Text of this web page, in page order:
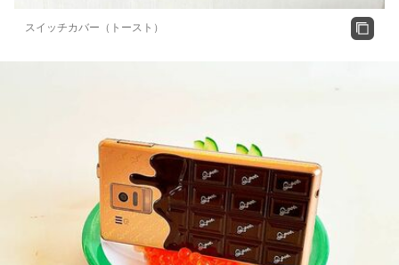
スイッチカバー（トースト）